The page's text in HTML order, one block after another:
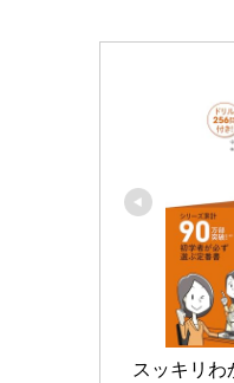
スッキリわ